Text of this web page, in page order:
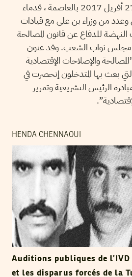
إجتمع اليوم، الخميس 27 أفريل 2017 بالعاصمة ، قدماء
وعدد من وزراء بن على مع قيادات
للدفاع عن قانون المصالحة
مجلس نواب الشعب. وقد عنون
والإصلاحات الإقتصادية
بعث بها المتدخلون إنحصرت في
الرئيس التشريعية وتمرير
HENDA CHENNAOUI
Auditions publiques de
et les disparus forcés de la